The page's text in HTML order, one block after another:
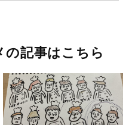
記事はこちら